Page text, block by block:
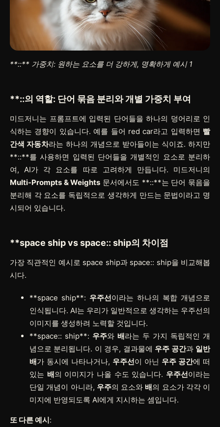
**::** 가중치: 원하는 요소를 더 강하게, 명확하게 예시 1
**::의 역할: 단어 묶음 분리와 개별 가중치 부여
미드저니는 프롬프트에 입력된 단어들을 하나의 덩어리로 인
식하는 경향이 있습니다. 예를 들어 red car라고 입력하면 빨
간색 자동차라는 하나의 개념으로 받아들이는 식이죠. 하지만
**::**를 사용하면 입력된 단어들을 개별적인 요소로 분리하
여, AI가 각 요소를 따로 고려하게 만듭니다. 미드저니의
Multi-Prompts & Weights 문서에서도 **::**는 단어 묶음을
분리해 각 요소를 독립적으로 생각하게 만드는 문법이라고 명
시되어 있습니다.
**space shipvsspace:: ship의 차이점
가장 직관적인 예시로 space ship과 space:: ship을 비교해봅
시다.
**space ship**: 우주선이라는 하나의 복합 개념으로
인식됩니다. AI는 우리가 일반적으로 생각하는 우주선의
이미지를 생성하려 노력할 것입니다.
**space:: ship**: 우주와 배라는 두 가지 독립적인 개
념으로 분리됩니다. 이 경우, 결과물에 우주 공간과 일반
배가 동시에 나타나거나, 우주선이 아닌 우주 공간에 떠
있는 배의 이미지가 나올 수도 있습니다. 우주선이라는
단일 개념이 아니라, 우주의 요소와배의 요소가 각각 이
미지에 반영되도록 AI에게 지시하는 셈입니다.
또 다른 예시: